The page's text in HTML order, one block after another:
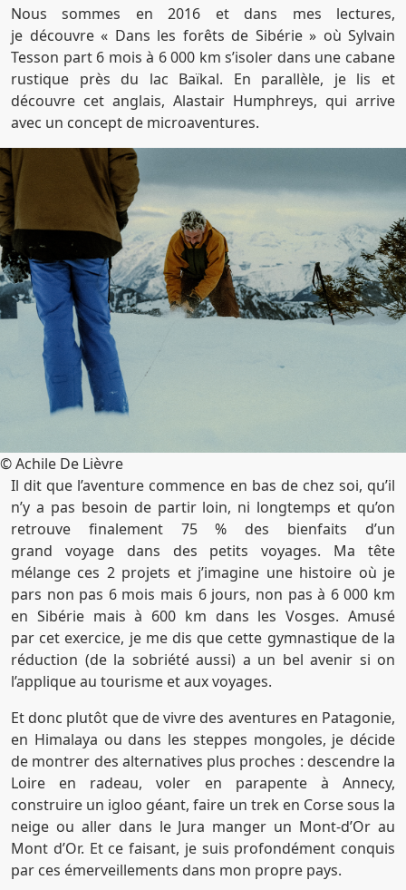
Nous sommes en 2016 et dans mes lectures,
je découvre « Dans les forêts de Sibérie » où Sylvain
Tesson part 6 mois à 6 000 km s’isoler dans une cabane
rustique près du lac Baïkal. En parallèle, je lis et
découvre cet anglais, Alastair Humphreys, qui arrive
avec un concept de microaventures.
© Achile De Lièvre
Il dit que l’aventure commence en bas de chez soi, qu’il
n’y a pas besoin de partir loin, ni longtemps et qu’on
retrouve finalement 75 % des bienfaits d’un
grand voyage dans des petits voyages. Ma tête
mélange ces 2 projets et j’imagine une histoire où je
pars non pas 6 mois mais 6 jours, non pas à 6 000 km
en Sibérie mais à 600 km dans les Vosges. Amusé
par cet exercice, je me dis que cette gymnastique de la
réduction (de la sobriété aussi) a un bel avenir si on
l’applique au tourisme et aux voyages.
Et donc plutôt que de vivre des aventures en Patagonie,
en Himalaya ou dans les steppes mongoles, je décide
de montrer des alternatives plus proches : descendre la
Loire en radeau, voler en parapente à Annecy,
construire un igloo géant, faire un trek en Corse sous la
neige ou aller dans le Jura manger un Mont-d’Or au
Mont d’Or. Et ce faisant, je suis profondément conquis
par ces émerveillements dans mon propre pays.